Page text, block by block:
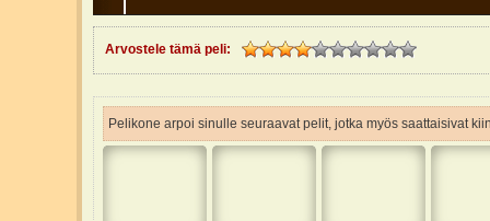
Arvostele tämä peli:
Pelikone arpoi sinulle seuraavat pelit, jotka myös saattaisivat